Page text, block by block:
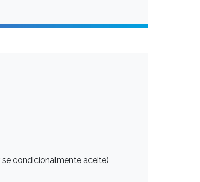
condicionalmente aceite)